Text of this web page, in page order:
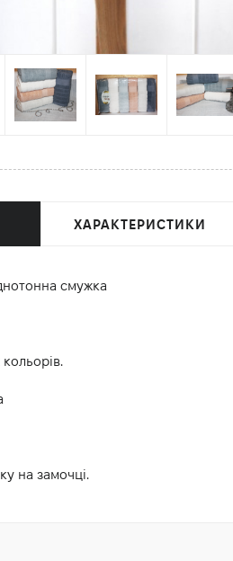
ХАРАКТЕРИСТИКИ
смужка
на замочці.